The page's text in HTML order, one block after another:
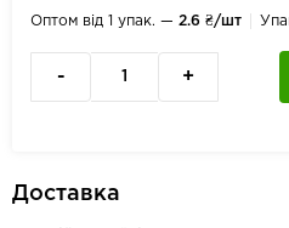
Оптом від 1 упак. — 2.6 ₴/шт
- +
Доставка